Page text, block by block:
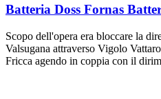
Batteria Doss Fornas
Scopo dell'opera era bloccare la
Valsugana attraverso Vigolo
Fricca agendo in coppia con il